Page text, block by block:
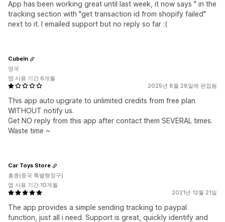
App has been working great until last week, it now says " in the
tracking section with "get transaction id from shopify failed"
next to it. I emailed support but no reply so far :(
2025년 8월 28일에 편집됨
This app auto upgrate to unlimited credits from free plan
WITHOUT notify us.
Get NO reply from this app after contact them SEVERAL times.
Waste time ~
CubeIn
영국
앱 사용 기간 6개월
2021년 12월 21일
The app provides a simple sending tracking to paypal
function, just all i need. Support is great, quickly identify and
Car Toys Store
홍콩(중국 특별행정구)
앱 사용 기간 10개월